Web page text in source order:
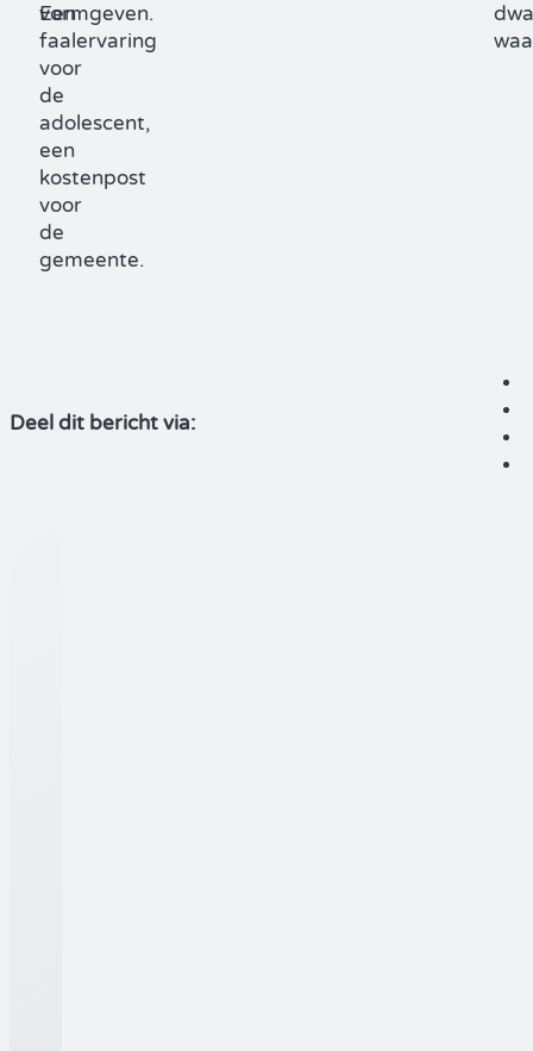
vormgeven.
Een
faalervaring
voor
de
adolescent,
een
kostenpost
voor
de
gemeente.
Deel dit bericht via: